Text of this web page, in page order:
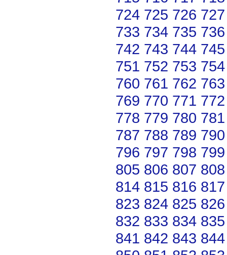
724 725 726 727
733 734 735 736
742 743 744 745
751 752 753 754
760 761 762 763
769 770 771 772
778 779 780 781
787 788 789 790
796 797 798 799
805 806 807 808
814 815 816 817
823 824 825 826
832 833 834 835
841 842 843 844